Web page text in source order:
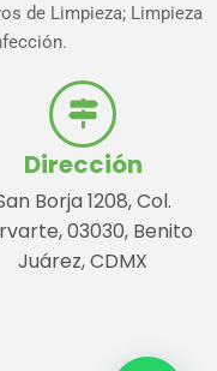
de Limpieza; Limpieza
Dirección
Borja 1208, Col.
03030, Benito
Juárez, CDMX